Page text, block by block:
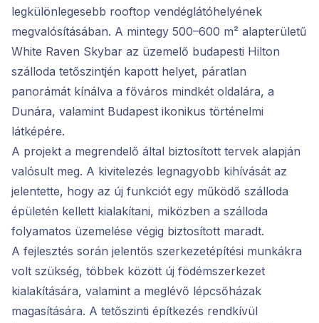
legkülönlegesebb rooftop vendéglátóhelyének
megvalósításában. A mintegy 500–600 m² alapterületű
White Raven Skybar az üzemelő budapesti Hilton
szálloda tetőszintjén kapott helyet, páratlan
panorámát kínálva a főváros mindkét oldalára, a
Dunára, valamint Budapest ikonikus történelmi
látképére.
A projekt a megrendelő által biztosított tervek alapján
valósult meg. A kivitelezés legnagyobb kihívását az
jelentette, hogy az új funkciót egy működő szálloda
épületén kellett kialakítani, miközben a szálloda
folyamatos üzemelése végig biztosított maradt.
A fejlesztés során jelentős szerkezetépítési munkákra
volt szükség, többek között új födémszerkezet
kialakítására, valamint a meglévő lépcsőházak
magasítására. A tetőszinti építkezés rendkívül